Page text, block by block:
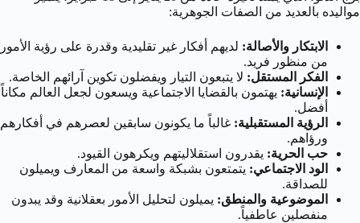
مواليده بالعديد من الصفات الجوهرية:
الابتكار والأصالة: لديهم أفكار غير تقليدية وقدرة على رؤية الأمور
من منظور فريد.
الفكر المستقل: لا يتبعون التيار ويفضلون تكوين آرائهم الخاصة.
الإنسانية: يهتمون بالقضايا الاجتماعية ويسعون لجعل العالم مكاناً
أفضل.
الرؤية المستقبلية: غالباً ما يكونون سابقين لعصرهم في أفكارهم
ورؤاهم.
حب الحرية: يقدرون استقلاليتهم ويكرهون القيود.
الود الاجتماعي: يتمتعون بشبكة واسعة من المعارف ويميلون
للصداقة.
الموضوعية والمنطق: يميلون لتحليل الأمور بعقلانية وقد يبدون
منفصلين عاطفياً.